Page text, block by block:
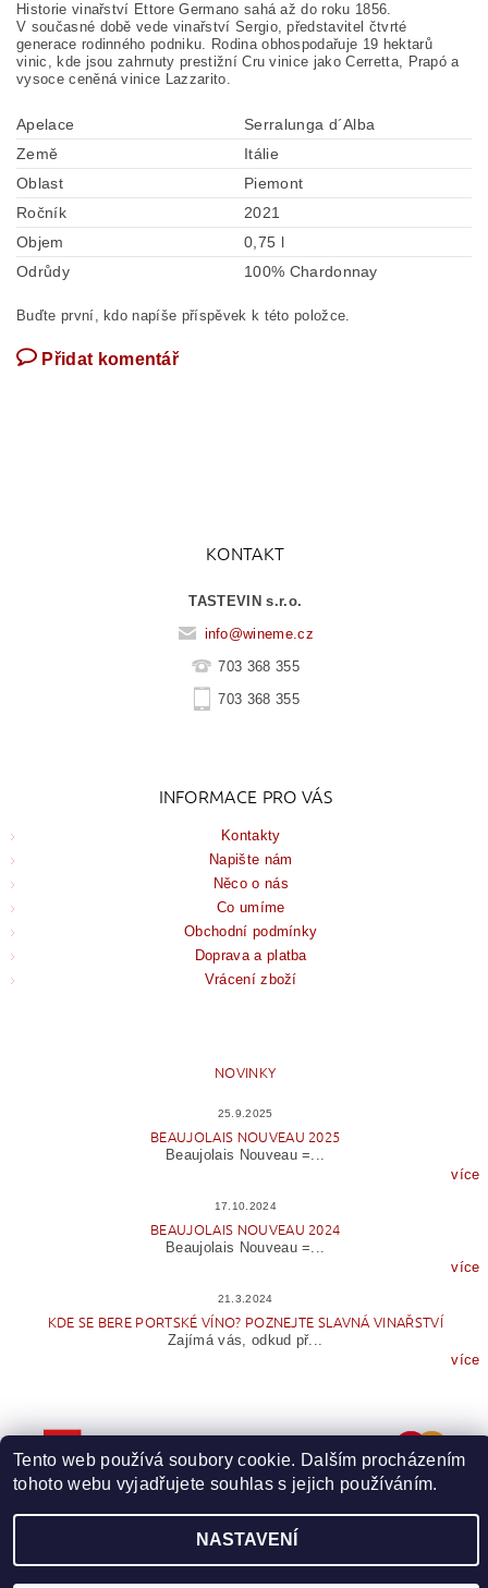
Historie vinařství Ettore Germano sahá až do roku 1856.
V současné době vede vinařství Sergio, představitel čtvrté
generace rodinného podniku. Rodina obhospodařuje 19 hektarů
vinic, kde jsou zahrnuty prestižní Cru vinice jako Cerretta, Prapó a
vysoce ceněná vinice Lazzarito.
Apelace
Serralunga d´Alba
Země
Itálie
Oblast
Piemont
Ročník
2021
Objem
0,75 l
Odrůdy
100% Chardonnay
Buďte první, kdo napíše příspěvek k této položce.
Přidat komentář
KONTAKT
TASTEVIN s.r.o.
info@wineme.cz
703 368 355
703 368 355
INFORMACE PRO VÁS
Kontakty
Napište nám
Něco o nás
Co umíme
Obchodní podmínky
Doprava a platba
Vrácení zboží
NOVINKY
25.9.2025
BEAUJOLAIS NOUVEAU 2025
Beaujolais Nouveau =...
více
17.10.2024
BEAUJOLAIS NOUVEAU 2024
Beaujolais Nouveau =...
více
21.3.2024
KDE SE BERE PORTSKÉ VÍNO? POZNEJTE SLAVNÁ VINAŘSTVÍ
Zajímá vás, odkud př...
více
2026 © Wineme.cz, všechna práva vyhrazena Upravit nastavení cookies
Tento web používá soubory cookie. Dalším procházením
tohoto webu vyjadřujete souhlas s jejich používáním.
NASTAVENÍ